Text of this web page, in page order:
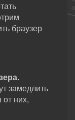
браузер
замедлить
от них,